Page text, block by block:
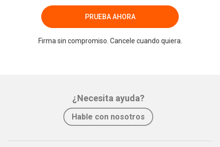
PRUEBA AHORA
Firma sin compromiso. Cancele cuando quiera.
¿Necesita ayuda?
Hable con nosotros